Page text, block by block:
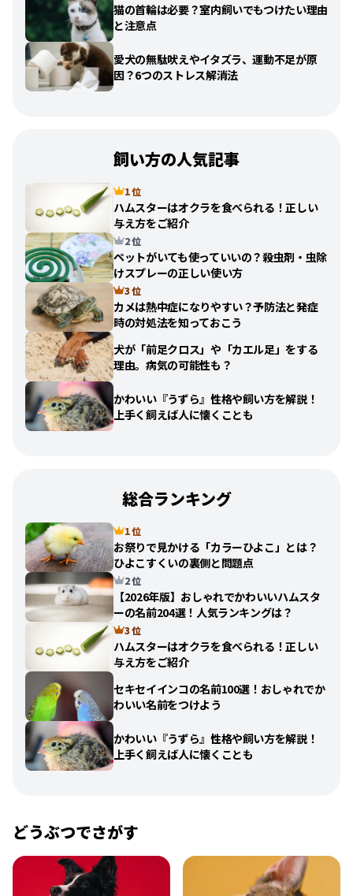
猫の首輪は必要？室内飼いでもつけたい理由
と注意点
愛犬の無駄吠えやイタズラ、運動不足が原
因？6つのストレス解消法
飼い方の人気記事
1 位
ハムスターはオクラを食べられる！正しい
与え方をご紹介
2 位
ペットがいても使っていいの？殺虫剤・虫除
けスプレーの正しい使い方
3 位
カメは熱中症になりやすい？予防法と発症
時の対処法を知っておこう
犬が「前足クロス」や「カエル足」をする
理由。病気の可能性も？
かわいい『うずら』性格や飼い方を解説！
上手く飼えば人に懐くことも
総合ランキング
1 位
お祭りで見かける「カラーひよこ」とは？
ひよこすくいの裏側と問題点
2 位
【2026年版】おしゃれでかわいいハムスタ
ーの名前204選！人気ランキングは？
3 位
ハムスターはオクラを食べられる！正しい
与え方をご紹介
セキセイインコの名前100選！おしゃれでか
わいい名前をつけよう
かわいい『うずら』性格や飼い方を解説！
上手く飼えば人に懐くことも
どうぶつでさがす